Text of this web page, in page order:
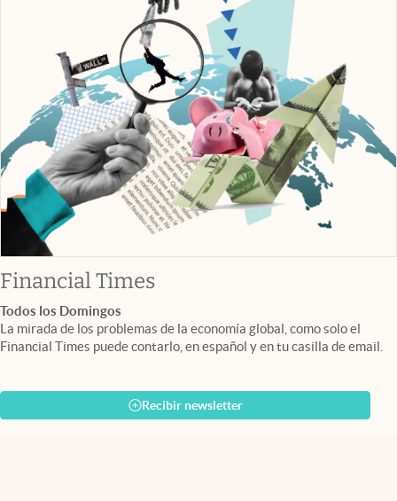
Financial Timesabre en nueva pestaña
Todos los Domingos
La mirada de los problemas de la economía global, como solo el
Financial Times puede contarlo, en español y en tu casilla de email.
Recibir newsletter